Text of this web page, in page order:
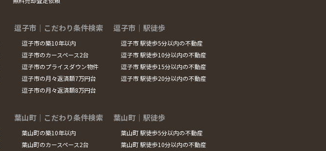
逗子市｜こだわり条件検索
逗子市の築10年以内
逗子市のカースペース2台
逗子市のプライスダウン物件
逗子市の月々返済額7万円台
逗子市の月々返済額8万円台
逗子市｜駅徒歩
逗子市 駅徒歩5分以内の不動産
逗子市 駅徒歩10分以内の不動産
逗子市 駅徒歩15分以内の不動産
逗子市 駅徒歩20分以内の不動産
葉山町｜こだわり条件検索
葉山町の築10年以内
葉山町のカースペース2台
葉山町｜駅徒歩
葉山町 駅徒歩5分以内の不動産
葉山町 駅徒歩10分以内の不動産